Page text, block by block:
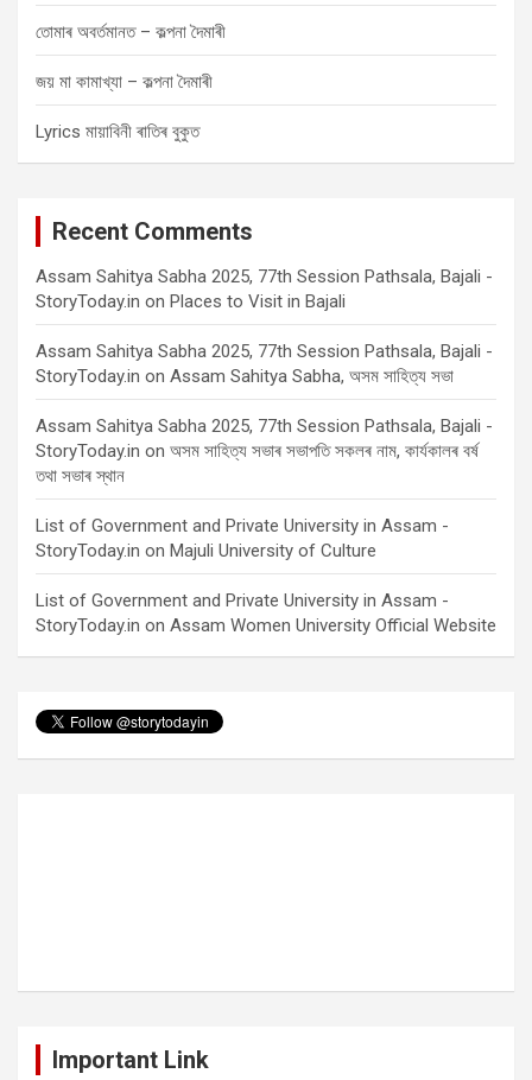
তোমাৰ অবৰ্তমানত – কল্পনা দৈমাৰী
জয় মা কামাখ্যা – কল্পনা দৈমাৰী
Lyrics মায়াবিনী ৰাতিৰ বুকুত
Recent Comments
Assam Sahitya Sabha 2025, 77th Session Pathsala, Bajali -
StoryToday.in on Places to Visit in Bajali
Assam Sahitya Sabha 2025, 77th Session Pathsala, Bajali -
StoryToday.in on Assam Sahitya Sabha, অসম সাহিত্য সভা
Assam Sahitya Sabha 2025, 77th Session Pathsala, Bajali -
StoryToday.in on অসম সাহিত্য সভাৰ সভাপতি সকলৰ নাম, কাৰ্যকালৰ বৰ্ষ
তথা সভাৰ স্থান
List of Government and Private University in Assam -
StoryToday.in on Majuli University of Culture
List of Government and Private University in Assam -
StoryToday.in on Assam Women University Official Website
Important Link